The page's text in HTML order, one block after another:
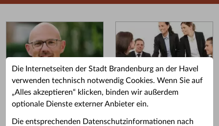
Die Internetseiten der Stadt Brandenburg an der Havel
verwenden technisch notwendig Cookies. Wenn Sie auf
„Alles akzeptieren“ klicken, binden wir außerdem
optionale Dienste externer Anbieter ein.
Die entsprechenden Datenschutzinformationen nach
Grußwort des OB